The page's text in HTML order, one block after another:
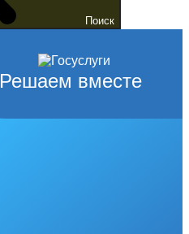
Поиск
Решаем вместе